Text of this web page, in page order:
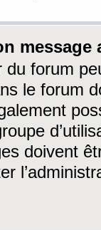
message
du forum
le forum
doivent